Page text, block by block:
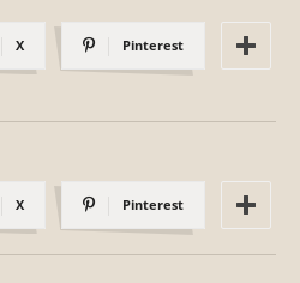
X Pinterest
X Pinterest